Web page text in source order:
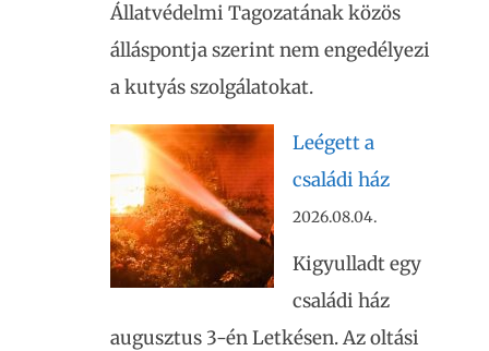
Állatvédelmi Tagozatának közös
álláspontja szerint nem engedélyezi
a kutyás szolgálatokat.
Leégett a
családi ház
2026.08.04.
Kigyulladt egy
családi ház
augusztus 3-én Letkésen. Az oltási